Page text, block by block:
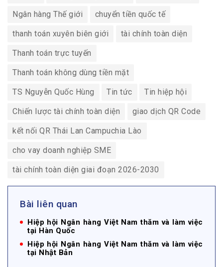
Ngân hàng Thế giới chuyển tiền quốc tế
thanh toán xuyên biên giới tài chính toàn diện
Thanh toán trực tuyến
Thanh toán không dùng tiền mặt
TS Nguyễn Quốc Hùng Tin tức Tin hiệp hội
Chiến lược tài chính toàn diện giao dịch QR Code
kết nối QR Thái Lan Campuchia Lào
cho vay doanh nghiệp SME
tài chính toàn diện giai đoạn 2026-2030
Bài liên quan
Hiệp hội Ngân hàng Việt Nam thăm và làm việc
tại Hàn Quốc
Hiệp hội Ngân hàng Việt Nam thăm và làm việc
tại Nhật Bản